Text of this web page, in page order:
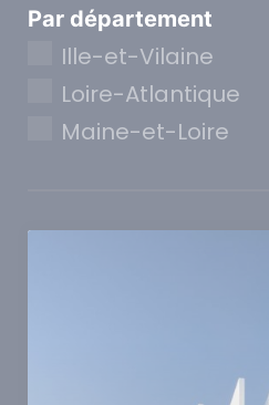
Par département
Ille-et-Vilaine
Loire-Atlantique
Maine-et-Loire